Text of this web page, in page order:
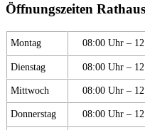
Öffnungszeiten
Montag 08:00 Uhr –
Dienstag 08:00 Uhr –
Mittwoch 08:00 Uhr –
Donnerstag 08:00 Uhr –